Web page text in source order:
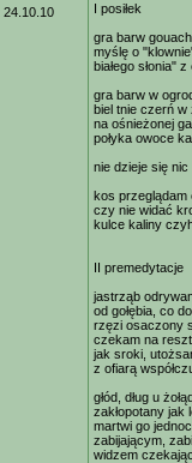
24.10.10
I posiłek
gra barw
myślę o
białego słonia"
gra barw w
biel tnie czerń w
na ośnieżonej
połyka owoce
nie dzieje się
kos przeglądam
czy nie widać
kulce kaliny
II premedytacje
jastrząb
od gołębia, co
rzęzi osaczony
czekam na
jak sroki,
z ofiarą
głód, dług u
zakłopotany jak
martwi go
zabijającym,
widzem